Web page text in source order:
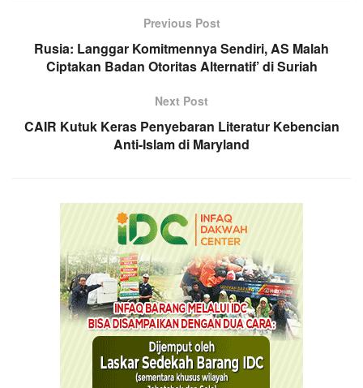
Previous Post
Rusia: Langgar Komitmennya Sendiri, AS Malah
Ciptakan Badan Otoritas Alternatif’ di Suriah
Next Post
CAIR Kutuk Keras Penyebaran Literatur Kebencian
Anti-Islam di Maryland